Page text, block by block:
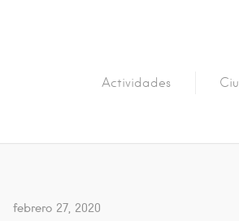
Actividades
febrero 27, 2020